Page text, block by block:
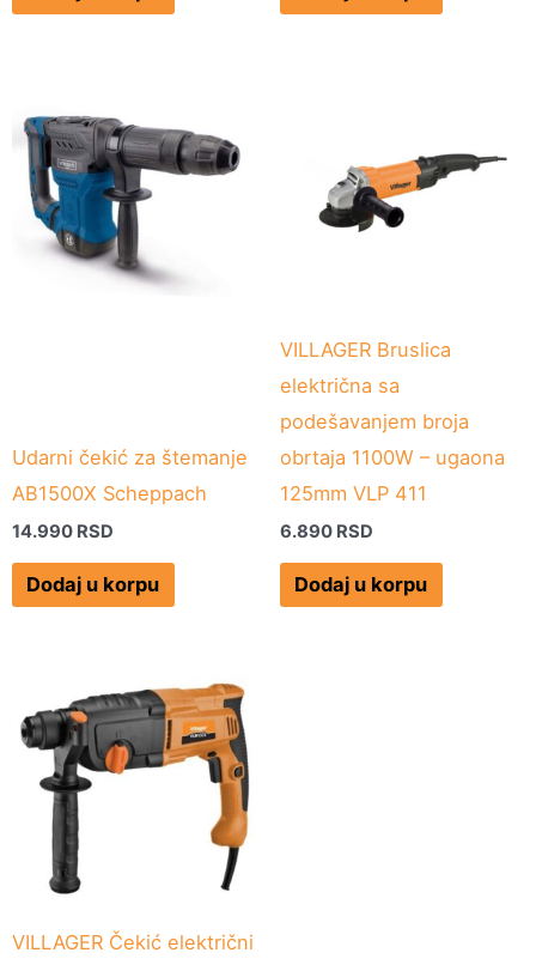
Udarni čekić za štemanje
AB1500X Scheppach
14.990 RSD
Dodaj u korpu
VILLAGER Bruslica
električna sa
podešavanjem broja
obrtaja 1100W – ugaona
125mm VLP 411
6.890 RSD
Dodaj u korpu
VILLAGER Čekić električni